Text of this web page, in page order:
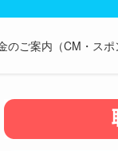
のご案内（CM・ス